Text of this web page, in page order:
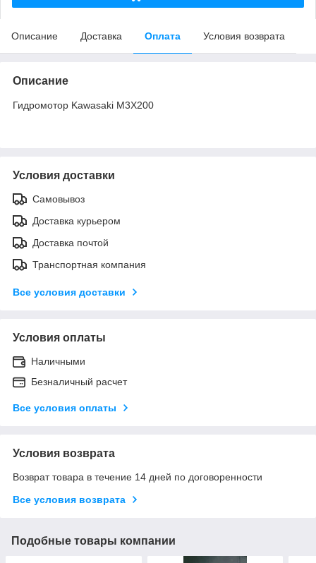
Описание Доставка Оплата Условия возврата
Описание
Гидромотор Kawasaki M3X200
Условия доставки
Самовывоз
Доставка курьером
Доставка почтой
Транспортная компания
Все условия доставки
Условия оплаты
Наличными
Безналичный расчет
Все условия оплаты
Условия возврата
Возврат товара в течение 14 дней по договоренности
Все условия возврата
Подобные товары компании